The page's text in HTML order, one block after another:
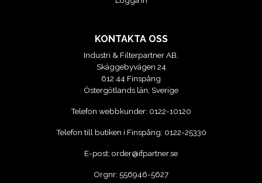
KONTAKTA OSS
Industri & Filterpartner AB,
Skäggebyvägen 24
612 44 Finspång
Östergötlands län, Sverige
Telefon webbkunder: 0122-10120
Telefon till butiken i Finspång: 0122-25330
E-post: order@ifpartner.se
Orgnr: 556946-5627